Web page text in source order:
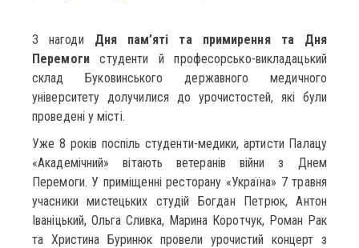
З нагоди Дня пам’яті та примирення та Дня
Перемогистуденти й професорсько-викладацький
склад Буковинського державного медичного
університету долучилися до урочистостей, які були
проведені у місті.
Уже 8 років поспіль студенти-медики, артисти Палацу
«Академічний» вітають ветеранів війни з Днем
Перемоги. У приміщенні ресторану «Україна» 7 травня
учасники мистецьких студій Богдан Петрюк, Антон
Іваніцький, Ольга Сливка, Марина Коротчук, Роман Рак
та Христина Буринюк провели урочистий концерт з